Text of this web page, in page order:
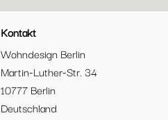
Kontakt
Wohndesign Berlin
Martin-Luther-Str. 34
10777 Berlin
Deutschland